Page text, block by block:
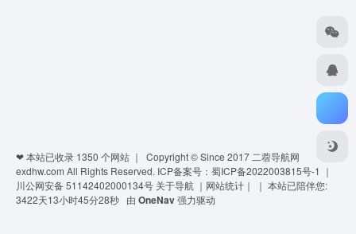
❤ 本站已收录 1350 个网站 ｜ Copyright © Since 2017 二蓿导航网
exdhw.com All Rights Reserved. ICP备案号：蜀ICP备2022003815号-1 ｜
川公网安备 51142402000134号 关于导航 ｜ 网站统计 ｜ ｜ 本站已陪伴您:
3422天13小时45分28秒 由 OneNav强力驱动